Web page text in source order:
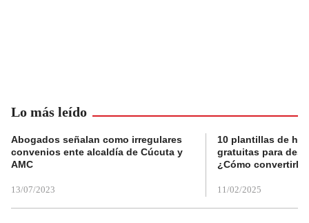
Lo más leído
Abogados señalan como irregulares
convenios ente alcaldía de Cúcuta y
AMC
13/07/2023
10 plantillas de
gratuitas para
¿Cómo convertirla
11/02/2025